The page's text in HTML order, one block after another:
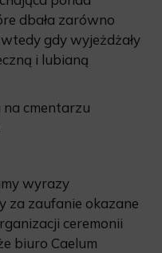
dbała zarówno
gdy wyjeżdżały
i lubianą
na cmentarzu
wyrazy
za zaufanie okazane
ceremonii
biuro Caelum